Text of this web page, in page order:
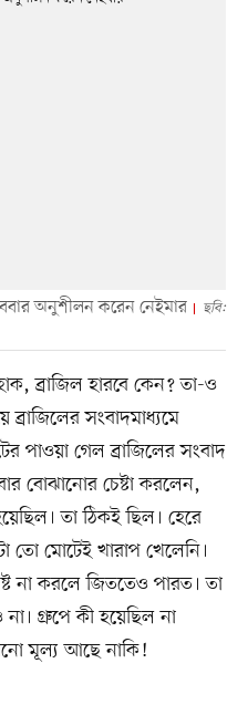
অনুশীলন করেন নেইমার
ছবি:
ব্রাজিল হারবে কেন? তা-ও
সংবাদমাধ্যমে
পাওয়া গেল ব্রাজিলের সংবাদ
বোঝানোর চেষ্টা করলেন,
তা ঠিকই ছিল। হেরে
তো মোটেই খারাপ খেলেনি।
না করলে জিততেও পারত। তা
গ্রুপে কী হয়েছিল না
মূল্য আছে নাকি!